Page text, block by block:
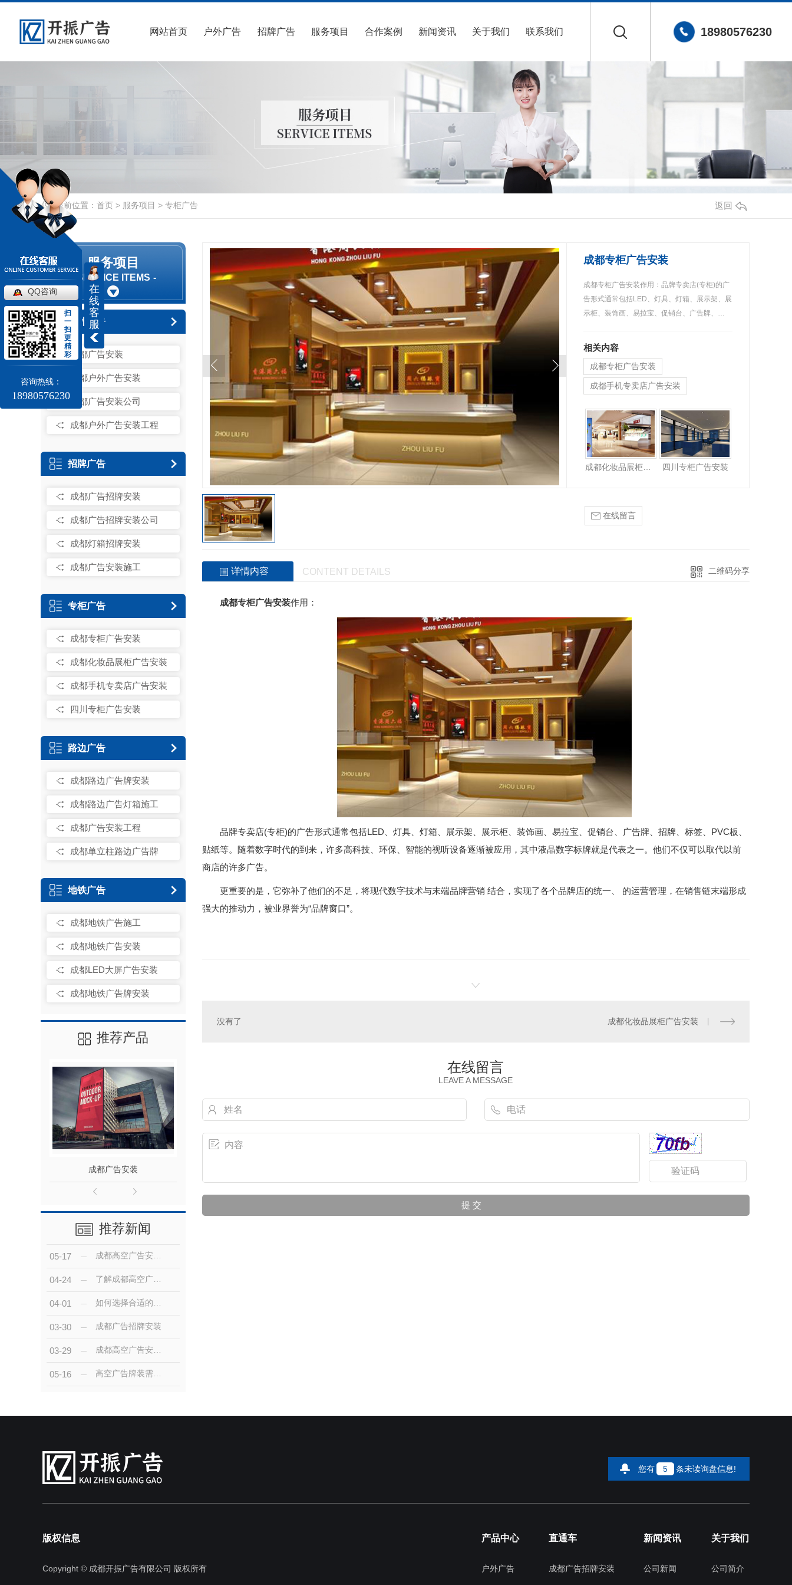
18980576230
网站首页 户外广告 招牌广告 服务项目 合作案例 新闻资讯 关于我们 联系我们
当前位置： 首页 > 服务项目 > 专柜广告 返回
服务项目
SERVICE ITEMS
户外广告
成都广告安装
成都户外广告安装
成都广告安装公司
成都户外广告安装工程
招牌广告
成都广告招牌安装
成都广告招牌安装公司
成都灯箱招牌安装
成都广告安装施工
专柜广告
成都专柜广告安装
成都化妆品展柜广告安装
成都手机专卖店广告安装
四川专柜广告安装
路边广告
成都路边广告牌安装
成都路边广告灯箱施工
成都广告安装工程
成都单立柱路边广告牌
地铁广告
成都地铁广告施工
成都地铁广告安装
成都LED大屏广告安装
成都地铁广告牌安装
推荐产品
成都广告安装
推荐新闻
05-17
04-24
04-01
03-30 成都广告招牌安装
03-29
05-16
成都专柜广告安装
成都专柜广告安装作用：品牌专卖店(专柜)的广
告形式通常包括LED、灯具、灯箱、展示架、展
示柜、装饰画、易拉宝、促销台、广告牌、…
相关内容
成都专柜广告安装
成都手机专卖店广告安装
成都化妆品展柜广告安装 四川专柜广告安装
在线留言
详情内容 CONTENT DETAILS 二维码分享
成都专柜广告安装作用：
品牌专卖店(专柜)的广告形式通常包括LED、灯具、灯箱、展示架、展示柜、装饰画、易拉宝、促销台、广告牌、招牌、标签、PVC板、
贴纸等。随着数字时代的到来，许多高科技、环保、智能的视听设备逐渐被应用，其中液晶数字标牌就是代表之一。他们不仅可以取代以前
商店的许多广告。
更重要的是，它弥补了他们的不足，将现代数字技术与末端品牌营销 结合，实现了各个品牌店的统一、 的运营管理，在销售链末端形成
强大的推动力，被业界誉为“品牌窗口”。
没有了 成都化妆品展柜广告安装
在线留言
LEAVE A MESSAGE
您有 5 条未读询盘信息!
版权信息
Copyright © 成都开振广告有限公司 版权所有
产品中心
户外广告
直通车
成都广告招牌安装
新闻资讯
公司新闻
关于我们
公司简介
在
线
客
服
QQ咨询
扫
一
扫
更
精
彩
咨询热线：
18980576230